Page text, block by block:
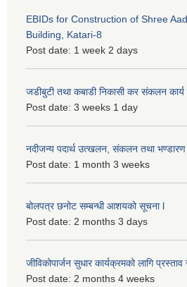
EBIDs for Construction of Shree
Building, Katari-8
Post date: 1 week 2 days
जडीबुटी तथा कबाडी निकासी कर संकलन कार्य
Post date: 3 weeks 1 day
नदीजन्य पदार्थ उत्खलन, संकलन तथा भण्डारण
Post date: 1 month 3 weeks
बोलपत्र छनोट सम्बन्धी आशयको सूचना l
Post date: 2 months 3 days
जीविकोपार्जन सुधार कार्यक्रमको लागि
Post date: 2 months 4 weeks